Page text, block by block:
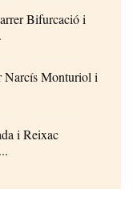
Bifurcació i
Narcís Monturiol i
i Reixac